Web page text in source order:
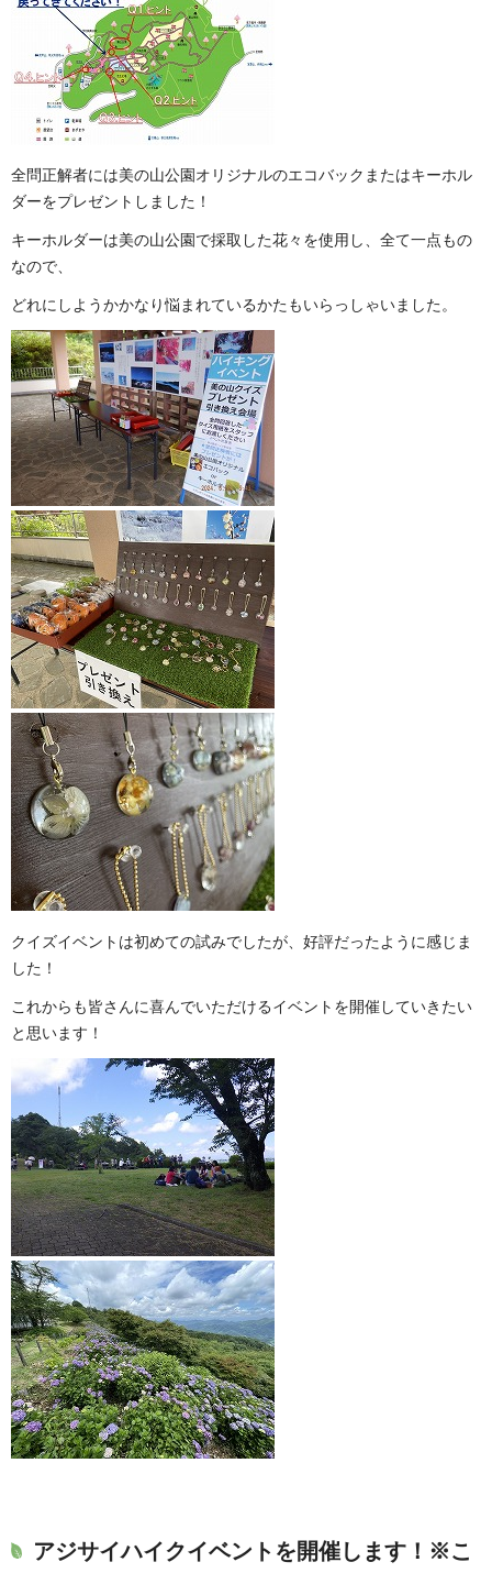
全問正解者には美の山公園オリジナルのエコバックまたはキーホル
ダーをプレゼントしました！
キーホルダーは美の山公園で採取した花々を使用し、全て一点もの
なので、
どれにしようかかなり悩まれているかたもいらっしゃいました。
クイズイベントは初めての試みでしたが、好評だったように感じま
した！
これからも皆さんに喜んでいただけるイベントを開催していきたい
と思います！
アジサイハイクイベントを開催します！※こ